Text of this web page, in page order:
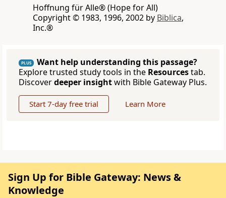
Hoffnung für Alle® (Hope for All)
Copyright © 1983, 1996, 2002 by Biblica,
Inc.®
PLUS
Want help understanding this passage?
Explore trusted study tools in the Resourcestab.
Discoverdeeper insightwith Bible Gateway Plus.
Start 7-day free trial Learn More
Sign Up for Bible Gateway: News &
Knowledge